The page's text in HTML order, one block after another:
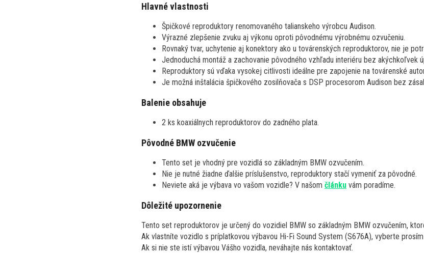
Hlavné vlastnosti
Špičkové reproduktory renomovaného talianskeho výrobcu Audison.
Výrazné zlepšenie zvuku aj výkonu oproti pôvodnému výrobnému ozvučeniu.
Rovnaký tvar, uchytenie aj konektory ako u továrenských reproduktorov, nie je
Jednoduchá montáž a zachovanie pôvodného vzhľadu interiéru bez akýchkoľvek
Reproduktory sú vďaka vysokej citlivosti ideálne pre zapojenie na továrenské
Je možná inštalácia špičkového zosilňovača s DSP procesorom Audison bez
Balenie obsahuje
2 ks koaxiálnych reproduktorov do zadného plata.
Pôvodné BMW ozvučenie
Tento set je vhodný pre vozidlá so základným BMW ozvučením.
Nie je nutné žiadne ďalšie príslušenstvo, reproduktory stačí vymeniť za pôvodné.
Neviete aká je výbava vo vašom vozidle? V našom článku vám poradíme.
Dôležité upozornenie
Tento set reproduktorov je určený do vozidiel BMW so základným BMW ozvučením,
Ak vlastníte vozidlo s príplatkovou výbavou Hi-Fi Sound System (S676A), vyberte
Ak si nie ste istí výbavou Vášho vozidla, neváhajte nás kontaktovať.